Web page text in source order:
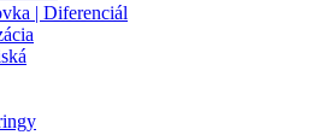
| Diferenciál